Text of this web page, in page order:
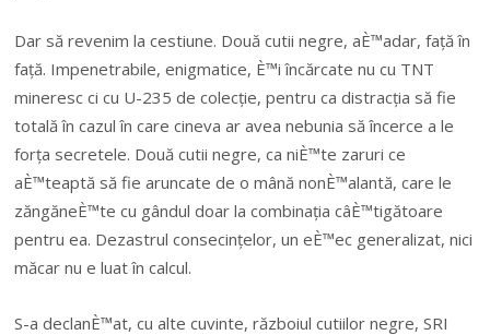
Dar să revenim la cestiune. Două cutii negre, aÈ™adar, față în
față. Impenetrabile, enigmatice, È™i încărcate nu cu TNT
mineresc ci cu U-235 de colecție, pentru ca distracția să fie
totală în cazul în care cineva ar avea nebunia să încerce a le
forța secretele. Două cutii negre, ca niÈ™te zaruri ce
aÈ™teaptă să fie aruncate de o mână nonÈ™alantă, care le
zăngăneÈ™te cu gândul doar la combinația câÈ™tigătoare
pentru ea. Dezastrul consecințelor, un eÈ™ec generalizat, nici
măcar nu e luat în calcul.
S-a declanÈ™at, cu alte cuvinte, războiul cutiilor negre, SRI